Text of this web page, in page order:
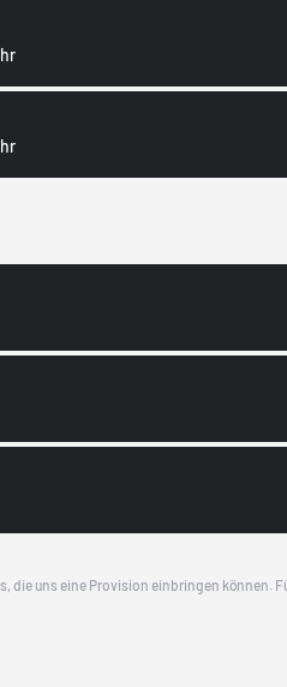
die uns eine Provision einbringen können.